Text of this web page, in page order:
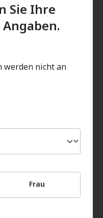
Sie Ihre
werden nicht an
Frau